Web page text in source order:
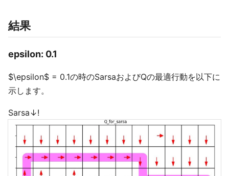
結果
epsilon: 0.1
$\epsilon$ = 0.1の時のSarsaおよびQの最適行動を以下に
示します。
Sarsa↓!